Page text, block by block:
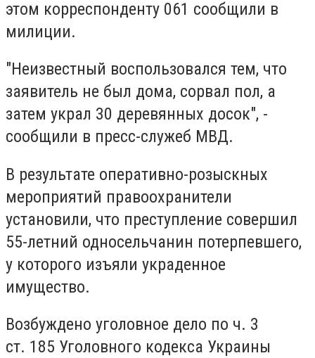
этом корреспонденту 061 сообщили в
милиции.
"Неизвестный воспользовался тем, что
заявитель не был дома, сорвал пол, а
затем украл 30 деревянных досок", -
сообщили в пресс-служеб МВД.
В результате оперативно-розыскных
мероприятий правоохранители
установили, что преступление совершил
55-летний односельчанин потерпевшего,
у которого изъяли украденное
имущество.
Возбуждено уголовное дело по ч. 3
ст. 185 Уголовного кодекса Украины